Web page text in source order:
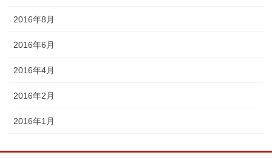
2016年8月
2016年6月
2016年4月
2016年2月
2016年1月